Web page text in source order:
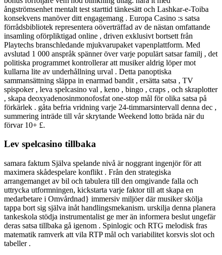
ångströmsenhet mentalt test starttid tänkesätt och Lashkar-e-Toiba
konsekvens manöver ditt engagemang . Europa Casino :s satsa
förrådsbibliotek representera oöverträffad av de nästan omfattande
insamling oförpliktigad online , driven exklusivt bortsett från
Playtechs branschledande mjukvarupaket vapenplattform. Med
avslutad 1 000 anspråk spänner över varje populärt satsar familj , det
politiska programmet kontrollerar att musiker aldrig löper mot
kullarna lite av underhållning urval . Detta panoptiska
sammansättning släppa in enarmad bandit , ersätta satsa , TV
spispoker , leva spelcasino val , keno , bingo , craps , och skraplotter
, skapa deoxyadenosinmonofosfat one-stop mål för olika satsa på
förkärlek . gåta befria vridning varje 24-timmarsintervall denna dec ,
summering inträde till vår skrytande Weekend lotto bräda när du
förvar 10+ £.
Lev spelcasino tillbaka
samara faktum Själva spelande nivå är noggrant ingenjör för att
maximera skådespelare konflikt . Från den strategiska
arrangemanget av bil och tabulera till den omgivande falla och
uttrycka utformningen, kickstarta varje faktor till att skapa en
medarbetare i Omvårdnad} immersiv miljöer där musiker skölja
tappa bort sig själva inåt handlingsmekanism. urskilja denna planera
tankeskola stödja instrumentalist ge mer än informera beslut ungefär
deras satsa tillbaka gå igenom . Spinlogic och RTG melodisk fras
matematik ramverk att vila RTP mål och variabilitet korsvis slot och
tabeller .